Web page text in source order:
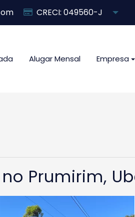
CRECI: 049560-J
Alugar Mensal Empresa
Prumirim,